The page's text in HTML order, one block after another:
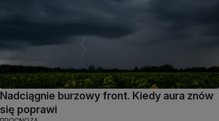
Nadciągnie burzowy front. Kiedy aura znów
się poprawi